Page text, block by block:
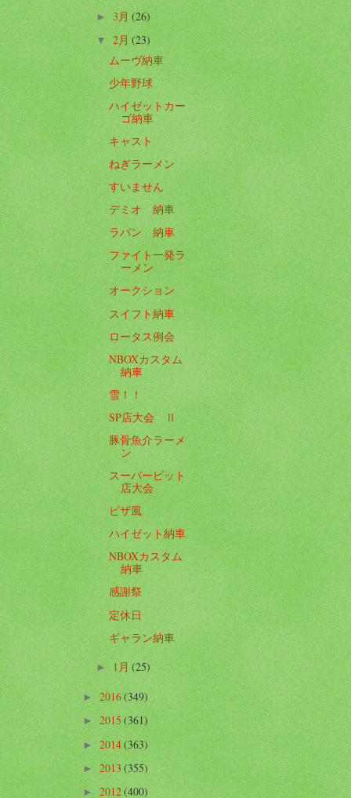
►3月(26)
▼2月(23)
ムーヴ納車
少年野球
ハイゼットカー
ゴ納車
キャスト
ねぎラーメン
すいません
デミオ 納車
ラパン 納車
ファイト一発ラ
ーメン
オークション
スイフト納車
ロータス例会
NBOXカスタム
納車
雪！！
SP店大会 Ⅱ
豚骨魚介ラーメ
ン
スーパーピット
店大会
ピザ風
ハイゼット納車
NBOXカスタム
納車
感謝祭
定休日
ギャラン納車
►1月(25)
►2016(349)
►2015(361)
►2014(363)
►2013(355)
►2012(400)